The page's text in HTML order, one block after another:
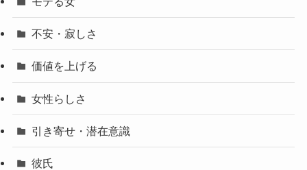
不安・寂しさ
価値を上げる
女性らしさ
引き寄せ・潜在意識
彼氏